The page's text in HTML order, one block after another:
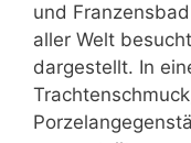
und
aller Welt
dargestellt. In